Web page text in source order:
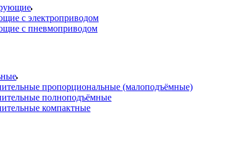
с электроприводом
с пневмоприводом
пропорциональные (малоподъёмные)
полноподъёмные
компактные